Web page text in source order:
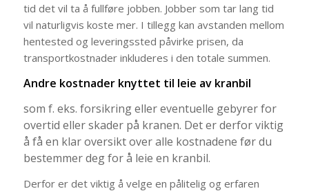
tid det vil ta å fullføre jobben. Jobber som tar lang tid
vil naturligvis koste mer. I tillegg kan avstanden mellom
hentested og leveringssted påvirke prisen, da
transportkostnader inkluderes i den totale summen.
Andre kostnader knyttet til leie av kranbil
som f. eks. forsikring eller eventuelle gebyrer for
overtid eller skader på kranen. Det er derfor viktig
å få en klar oversikt over alle kostnadene før du
bestemmer deg for å leie en kranbil.
Derfor er det viktig å velge en pålitelig og erfaren